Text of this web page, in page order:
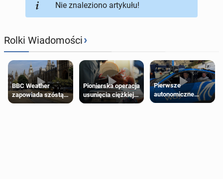
Nie znaleziono artykułu!
Rolki Wiadomości›
BBC Weather
zapowiada szóstą
falę upałów w
Pionierska operacja
usunięcia ciężkiej
wady wrodzonej
Pierwsze
autonomiczne
Ubery pojawią się